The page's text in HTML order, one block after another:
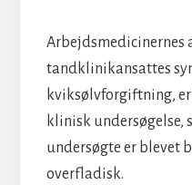
Arbejdsmedicinernes
tandklinikansattes
kviksølvforgiftning,
klinisk undersøgelse,
undersøgte er blevet
overfladisk.